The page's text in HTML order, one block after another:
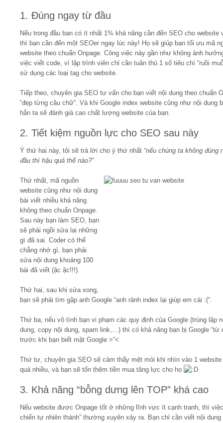
1. Đúng ngay từ đầu
Nếu trong đầu bạn có ít nhất 1% khả năng cần đến SEO cho website
thì bạn cần đến một SEOer ngay lúc này! Họ sẽ giúp bạn tối ưu mã
website theo chuẩn Onpage. Công việc này gần như không ảnh
việc viết code, vì lập trình viên chỉ cần tuân thủ 1 số tiêu chí “ruồi
sử dụng các loại tag cho website.
Tiếp theo, chuyên gia SEO tư vấn cho bạn viết nội dung theo chuẩn
“đẹp từng câu chữ”. Và khi Google index website cũng như nội dung
hắn ta sẽ đánh giá cao chất lượng website của bạn.
2. Tiết kiệm nguồn lực cho SEO sau này
Ý thứ hai này, tôi sẽ trả lời cho ý thứ nhất “nếu chúng ta không đúng
đầu thì hậu quả thế nào?”
Thứ nhất, mã nguồn
website cũng như nội dung
bài viết nhiều khả năng
không theo chuẩn Onpage.
Sau này bạn làm SEO, bạn
sẽ phải ngồi sửa lại những
gì đã sai. Coder có thể
chẳng nhớ gì, bạn phải
sửa nội dung khoảng 100
bài đã viết (ặc ặc!!!).
Thứ hai, sau khi sửa xong,
bạn sẽ phải tìm gặp anh Google “anh rảnh index lại giúp em cái :(“.
Thứ ba, nếu vô tình bạn vi phạm các quy định của Google (trùng lặp
dung, copy nội dung, spam link,…) thì có khả năng bạn bị Google “từ
trước khi bạn biết mặt Google >”<
Thứ tư, chuyên gia SEO sẽ cảm thấy mệt mỏi khi nhìn vào 1 website
quá nhiều, và bạn sẽ tốn thêm tiền mua tăng lực cho họ
3. Khả năng “bỗng dưng lên TOP” khá cao
Nếu website được Onpage tốt ở những lĩnh vực ít cạnh tranh, thì
chiến tự nhiên thành” thường xuyên xảy ra. Bạn chỉ cần viết nội dung